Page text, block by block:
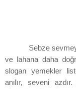
Sebze
ve lahana daha
slogan yemekler
anılır, seveni